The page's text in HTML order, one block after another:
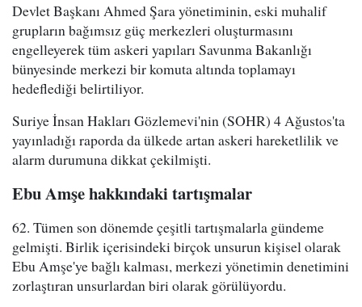
Devlet Başkanı Ahmed Şara yönetiminin, eski muhalif
grupların bağımsız güç merkezleri oluşturmasını
engelleyerek tüm askeri yapıları Savunma Bakanlığı
bünyesinde merkezi bir komuta altında toplamayı
hedeflediği belirtiliyor.
Suriye İnsan Hakları Gözlemevi'nin (SOHR) 4 Ağustos'ta
yayınladığı raporda da ülkede artan askeri hareketlilik ve
alarm durumuna dikkat çekilmişti.
Ebu Amşe hakkındaki tartışmalar
62. Tümen son dönemde çeşitli tartışmalarla gündeme
gelmişti. Birlik içerisindeki birçok unsurun kişisel olarak
Ebu Amşe'ye bağlı kalması, merkezi yönetimin denetimini
zorlaştıran unsurlardan biri olarak görülüyordu.